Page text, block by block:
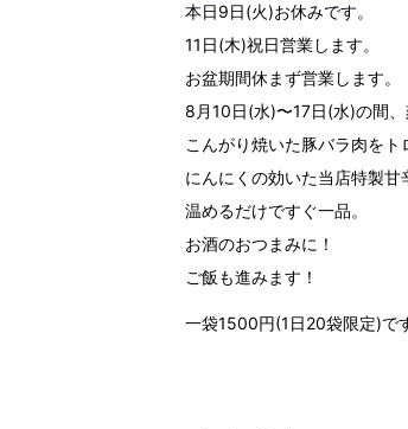
本日9日(火)お休みです。
11日(木)祝日営業します。
お盆期間休まず営業します。
8月10日(水)〜17日(水)の間、
こんがり焼いた豚バラ肉をト
にんにくの効いた当店特製甘
温めるだけですぐ一品。
お酒のおつまみに！
ご飯も進みます！
一袋1500円(1日20袋限定)で